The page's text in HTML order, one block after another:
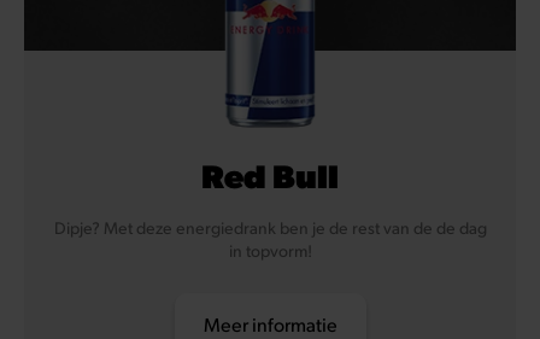
Red Bull
Dipje? Met deze energiedrank ben je de rest van de de dag
in topvorm!
Meer informatie